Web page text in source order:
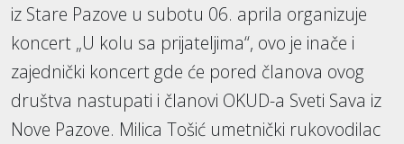
iz Stare Pazove u subotu 06. aprila organizuje
koncert „U kolu sa prijateljima“, ovo je inače i
zajednički koncert gde će pored članova ovog
društva nastupati i članovi OKUD-a Sveti Sava iz
Nove Pazove. Milica Tošić umetnički rukovodilac